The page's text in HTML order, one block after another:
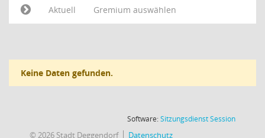
Aktuell
Gremium auswählen
Keine Daten gefunden.
Software:SitzungsdienstSession(Wird in
© 2026 Stadt Deggendorf
Datenschutz